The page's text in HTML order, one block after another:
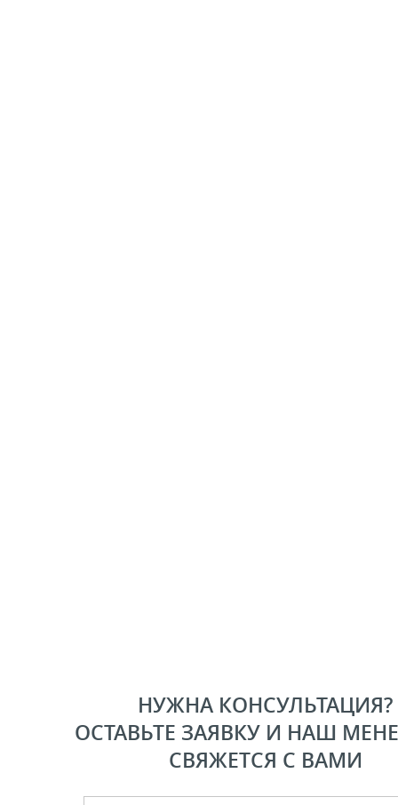
НУЖНА КОНСУЛЬТАЦИЯ?
ОСТАВЬТЕ ЗАЯВКУ И НАШ
СВЯЖЕТСЯ С ВАМИ